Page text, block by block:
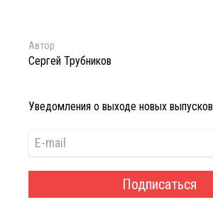
Автор
Сергей Трубников
Уведомления о выходе новых выпусков
Подписаться